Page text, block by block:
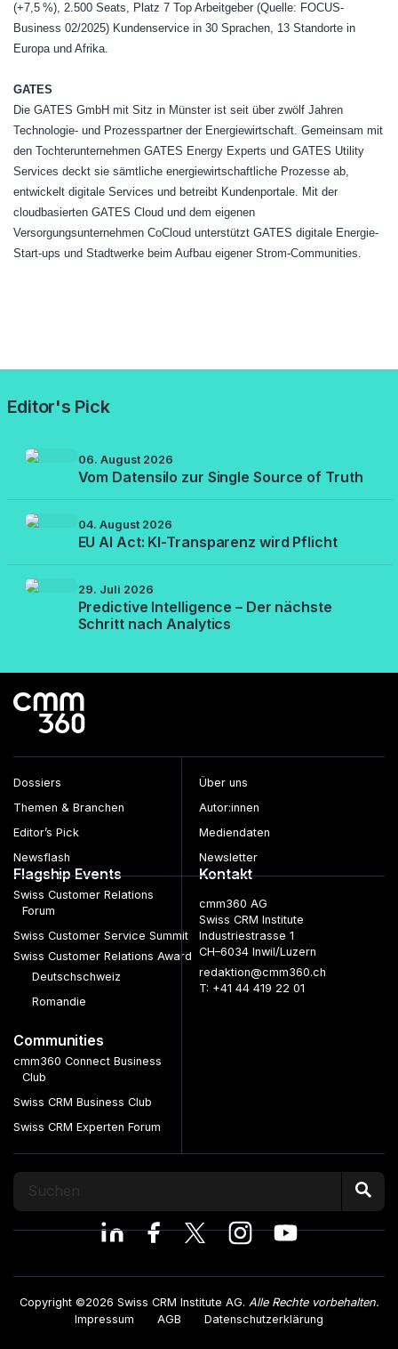
(+7,5 %), 2.500 Seats, Platz 7 Top Arbeitgeber (Quelle: FOCUS-
Business 02/2025) Kundenservice in 30 Sprachen, 13 Standorte in
Europa und Afrika.
GATES
Die GATES GmbH mit Sitz in Münster ist seit über zwölf Jahren
Technologie- und Prozesspartner der Energiewirtschaft. Gemeinsam mit
den Tochterunternehmen GATES Energy Experts und GATES Utility
Services deckt sie sämtliche energiewirtschaftliche Prozesse ab,
entwickelt digitale Services und betreibt Kundenportale. Mit der
cloudbasierten GATES Cloud und dem eigenen
Versorgungsunternehmen CoCloud unterstützt GATES digitale Energie-
Start-ups und Stadtwerke beim Aufbau eigener Strom-Communities.
Editor's Pick
06. August 2026
Vom Datensilo zur Single Source of Truth
04. August 2026
EU AI Act: KI-Transparenz wird Pflicht
29. Juli 2026
Predictive Intelligence – Der nächste
Schritt nach Analytics
Dossiers
Themen & Branchen
Editor’s Pick
Newsflash
Über uns
Autor:innen
Mediendaten
Newsletter
Flagship Events
Swiss Customer Relations
Forum
Swiss Customer Service Summit
Swiss Customer Relations Award
Deutschschweiz
Romandie
Communities
cmm360 Connect Business
Club
Swiss CRM Business Club
Swiss CRM Experten Forum
Kontakt
cmm360 AG
Swiss CRM Institute
Industriestrasse 1
CH–6034 Inwil/Luzern
redaktion@cmm360.ch
T: +41 44 419 22 01
Copyright ©2026 Swiss CRM Institute AG. Alle Rechte vorbehalten.
Impressum
AGB Datenschutzerklärung